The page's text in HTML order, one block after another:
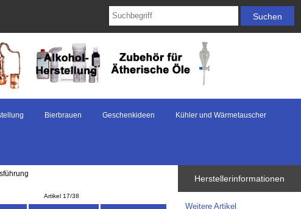
Bierbrauen Geschenkideen Kühler und Wärmetauscher
Artikel 17/38
Herstellerinformationen
Weitere Artikel